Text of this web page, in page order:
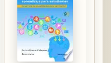
más que opiniones
y no son en absoluto
Con la llegada de varias
lácteos como la leche